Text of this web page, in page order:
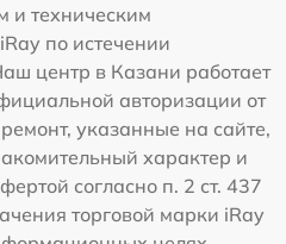
и техническим
по истечении
центр в Казани работает
авторизации от
указанные на сайте,
характер и
согласно п. 2 ст. 437
торговой марки iRay